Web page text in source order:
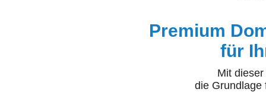
Premium
für
Mit
die